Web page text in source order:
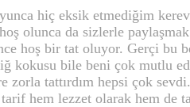
hiç eksik etmediğim
olunca da sizlerle
hoş bir tat oluyor. Gerçi bu
kokusu bile beni çok mutlu
zorla tattırdım hepsi çok
hem lezzet olarak hem de